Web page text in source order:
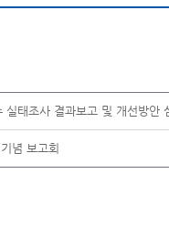
태조사 결과보고 및 개선방안
념 보고회